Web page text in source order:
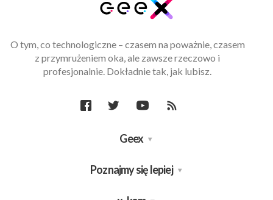
O tym, co technologiczne – czasem na poważnie, czasem
z przymrużeniem oka, ale zawsze rzeczowo i
profesjonalnie. Dokładnie tak, jak lubisz.
Geex
Poznajmy się lepiej